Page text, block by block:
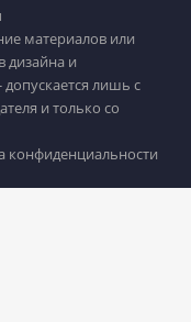
материалов или
дизайна и
лишь с
и только со
конфиденциальности